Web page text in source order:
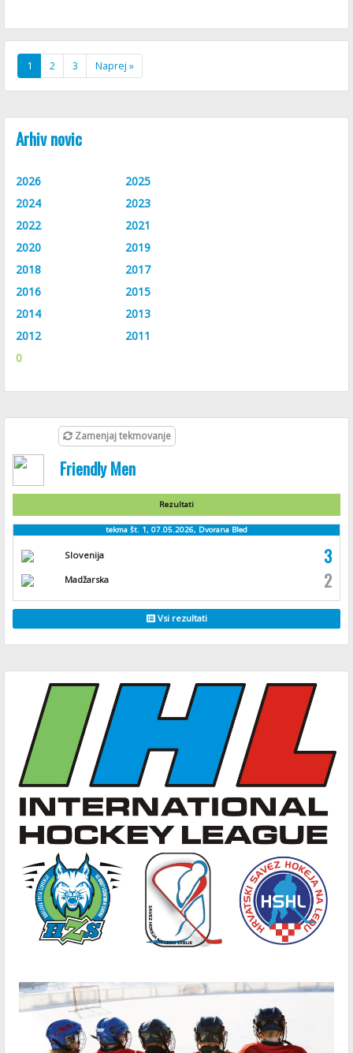
1 2 3 Naprej »
Arhiv novic
2026
2025
2024
2023
2022
2021
2020
2019
2018
2017
2016
2015
2014
2013
2012
2011
0
Zamenjaj tekmovanje
Friendly Men
Rezultati
tekma št. 1, 07.05.2026, Dvorana Bled
Slovenija 3
Madžarska 2
Vsi rezultati